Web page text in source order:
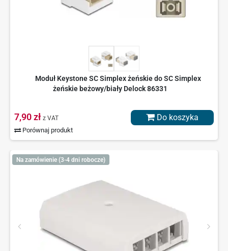
Moduł Keystone SC Simplex żeńskie do SC Simplex
żeńskie beżowy/biały Delock 86331
7,90 zł z VAT
Porównaj produkt
Do koszyka
Na zamówienie (3-4 dni robocze)